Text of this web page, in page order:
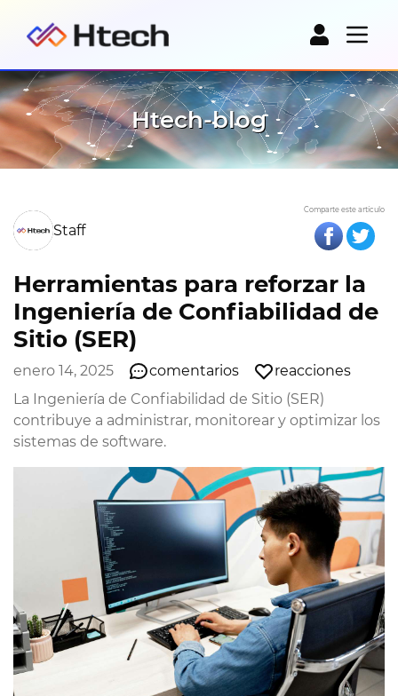
Htech-blog
Staff
Comparte este artículo
Herramientas para reforzar la
Ingeniería de Confiabilidad de
Sitio (SER)
enero 14, 2025 comentarios
reacciones
La Ingeniería de Confiabilidad de Sitio (SER)
contribuye a administrar, monitorear y optimizar los
sistemas de software.